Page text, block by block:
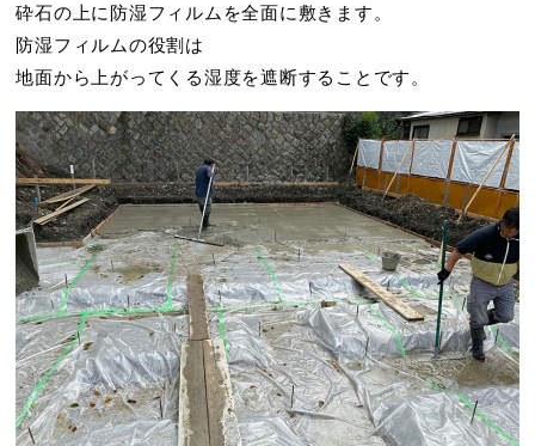
砕石の上に防湿フィルムを全面に敷きます。
防湿フィルムの役割は
地面から上がってくる湿度を遮断することです。